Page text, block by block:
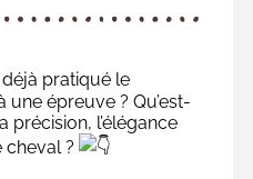
pratiqué le
épreuve ? Qu’est-
précision, l’élégance
cheval ?